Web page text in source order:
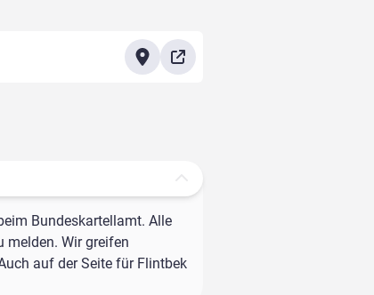
Bundeskartellamt. Alle
melden. Wir greifen
auf der Seite für Flintbek